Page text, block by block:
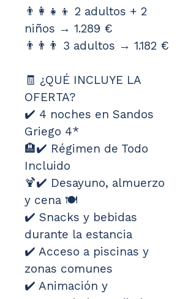
👨‍👩‍👧‍👦 2 adultos + 2
niños → 1.289 €
👨‍👨‍👨 3 adultos → 1.182 €
🧾 ¿QUÉ INCLUYE LA
OFERTA?
✔️ 4 noches en Sandos
Griego 4*
🏨✔️ Régimen de Todo
Incluido
🍹✔️ Desayuno, almuerzo
y cena 🍽️
✔️ Snacks y bebidas
durante la estancia
✔️ Acceso a piscinas y
zonas comunes
✔️ Animación y